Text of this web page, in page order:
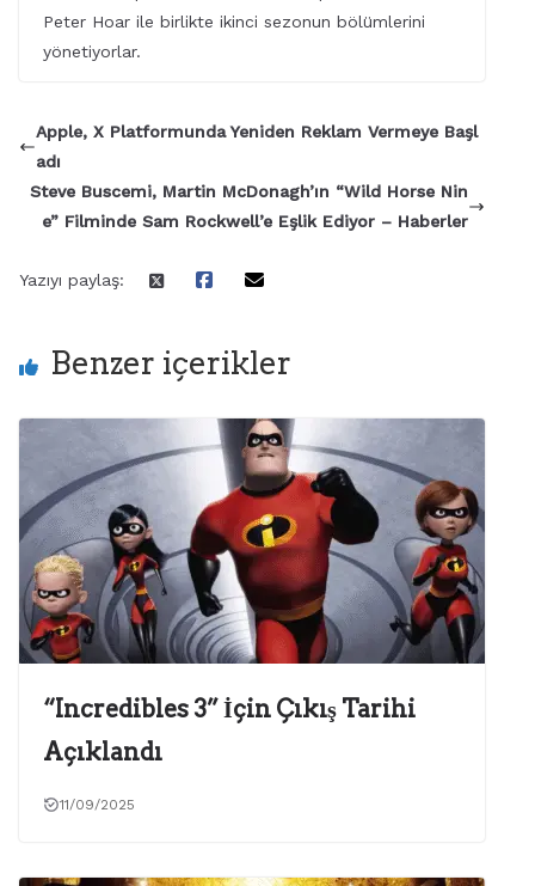
Peter Hoar ile birlikte ikinci sezonun bölümlerini
yönetiyorlar.
Apple, X Platformunda Yeniden Reklam Vermeye Başl
adı
Steve Buscemi, Martin McDonagh’ın “Wild Horse Nin
e” Filminde Sam Rockwell’e Eşlik Ediyor – Haberler
Yazıyı paylaş:
Benzer içerikler
“Incredibles 3” İçin Çıkış Tarihi
Açıklandı
11/09/2025